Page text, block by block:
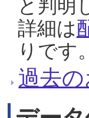
と判明
詳細は
りです
過去